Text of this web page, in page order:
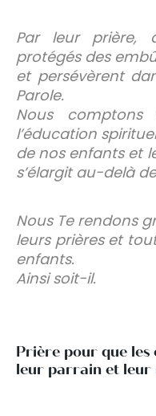
Par leur prière,
protégés des
et persévèrent
Parole.
Nous
l’éducation
de nos enfants et
s’élargit au-delà
Nous Te rendons
leurs prières et
enfants.
Ainsi soit-il.
Prière pour que les
leur parrain et leur